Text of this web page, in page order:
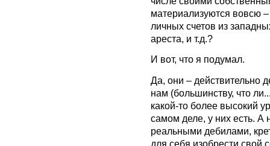
материализуются вовсю
личных счетов из
ареста, и т.д.?
И вот, что я подумал.
Да, они – действительно
нам (большинству, что
какой-то более высокий
самом деле, у них есть.
реальными дебилами,
для себя изобрести свой